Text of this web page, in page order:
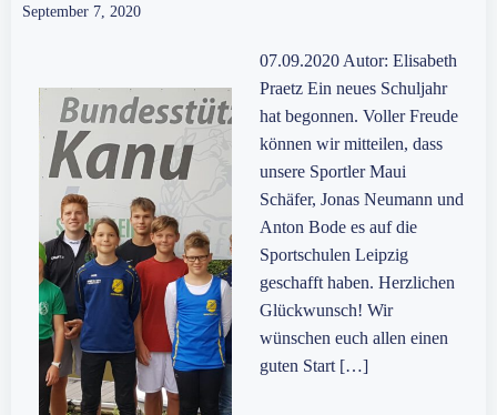
September 7, 2020
07.09.2020 Autor: Elisabeth
Praetz Ein neues Schuljahr
hat begonnen. Voller Freude
können wir mitteilen, dass
unsere Sportler Maui
Schäfer, Jonas Neumann und
Anton Bode es auf die
Sportschulen Leipzig
geschafft haben. Herzlichen
Glückwunsch! Wir
wünschen euch allen einen
guten Start […]